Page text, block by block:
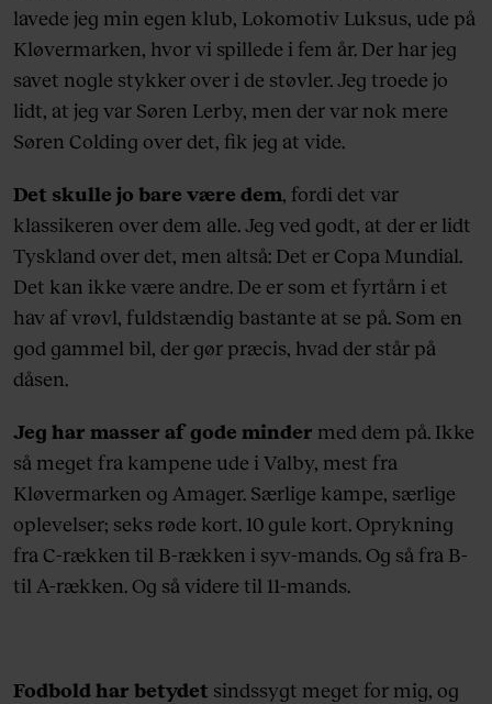
lavede jeg min egen klub, Lokomotiv Luksus, ude på
Kløvermarken, hvor vi spillede i fem år. Der har jeg
savet nogle stykker over i de støvler. Jeg troede jo
lidt, at jeg var Søren Lerby, men der var nok mere
Søren Colding over det, fik jeg at vide.
Det skulle jo bare være dem, fordi det var
klassikeren over dem alle. Jeg ved godt, at der er lidt
Tyskland over det, men altså: Det er Copa Mundial.
Det kan ikke være andre. De er som et fyrtårn i et
hav af vrøvl, fuldstændig bastante at se på. Som en
god gammel bil, der gør præcis, hvad der står på
dåsen.
Jeg har masser af gode minder med dem på. Ikke
så meget fra kampene ude i Valby, mest fra
Kløvermarken og Amager. Særlige kampe, særlige
oplevelser; seks røde kort. 10 gule kort. Oprykning
fra C-rækken til B-rækken i syv-mands. Og så fra B-
til A-rækken. Og så videre til 11-mands.
Fodbold har betydet sindssygt meget for mig, og